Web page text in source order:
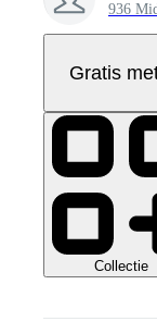
936
Gratis
Collectie